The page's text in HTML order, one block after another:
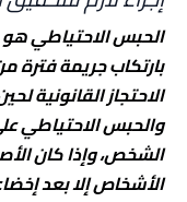
الحبس الاحتياطي
بارتكاب جريمة فترة
الاحتجاز القانونية
والحبس الاحتياطي
الشخص، وإذا كان
الأشخاص إلا بعد